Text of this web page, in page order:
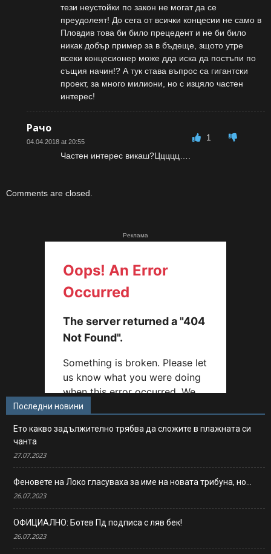
тези неустойки по закон не могат да се
преудолеят! До сега от всички концесии не само в
Пловдив това би било прецедент и не би било
никак добър пример за в бъдеще, зщото утре
всеки концесионер може дда иска да постъпи по
същия начин!? А тук става въпрос са гигантски
проект, за много милиони, но с изцяло частен
интерес!
Рачо
04.04.2018 at 20:55
1
Частен интерес викаш?Ццццц….
Comments are closed.
Реклама
Последни новини
Ето какво задължително трябва да сложите в плажната си
чанта
27.07.2023
Феновете на Локо гласуваха за име на новата трибуна, но…
26.07.2023
ОФИЦИАЛНО: Ботев Пд подписа с ляв бек!
26.07.2023